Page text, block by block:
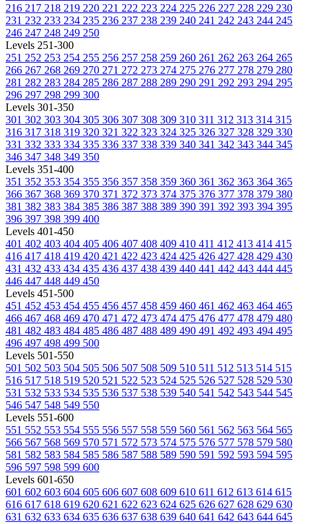
216 217 218 219 220 221 222 223 224 225 226 227 228 229 230
231 232 233 234 235 236 237 238 239 240 241 242 243 244 245
246 247 248 249 250
Levels 251-300
251 252 253 254 255 256 257 258 259 260 261 262 263 264 265
266 267 268 269 270 271 272 273 274 275 276 277 278 279 280
281 282 283 284 285 286 287 288 289 290 291 292 293 294 295
296 297 298 299 300
Levels 301-350
301 302 303 304 305 306 307 308 309 310 311 312 313 314 315
316 317 318 319 320 321 322 323 324 325 326 327 328 329 330
331 332 333 334 335 336 337 338 339 340 341 342 343 344 345
346 347 348 349 350
Levels 351-400
351 352 353 354 355 356 357 358 359 360 361 362 363 364 365
366 367 368 369 370 371 372 373 374 375 376 377 378 379 380
381 382 383 384 385 386 387 388 389 390 391 392 393 394 395
396 397 398 399 400
Levels 401-450
401 402 403 404 405 406 407 408 409 410 411 412 413 414 415
416 417 418 419 420 421 422 423 424 425 426 427 428 429 430
431 432 433 434 435 436 437 438 439 440 441 442 443 444 445
446 447 448 449 450
Levels 451-500
451 452 453 454 455 456 457 458 459 460 461 462 463 464 465
466 467 468 469 470 471 472 473 474 475 476 477 478 479 480
481 482 483 484 485 486 487 488 489 490 491 492 493 494 495
496 497 498 499 500
Levels 501-550
501 502 503 504 505 506 507 508 509 510 511 512 513 514 515
516 517 518 519 520 521 522 523 524 525 526 527 528 529 530
531 532 533 534 535 536 537 538 539 540 541 542 543 544 545
546 547 548 549 550
Levels 551-600
551 552 553 554 555 556 557 558 559 560 561 562 563 564 565
566 567 568 569 570 571 572 573 574 575 576 577 578 579 580
581 582 583 584 585 586 587 588 589 590 591 592 593 594 595
596 597 598 599 600
Levels 601-650
601 602 603 604 605 606 607 608 609 610 611 612 613 614 615
616 617 618 619 620 621 622 623 624 625 626 627 628 629 630
631 632 633 634 635 636 637 638 639 640 641 642 643 644 645